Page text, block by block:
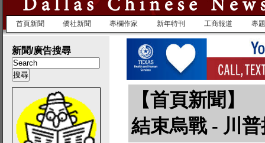
首頁新聞 僑社新聞 專欄作家 新年特刊 工商報道 專
新聞/廣告搜尋
【首頁新聞】
結束烏戰 - 川